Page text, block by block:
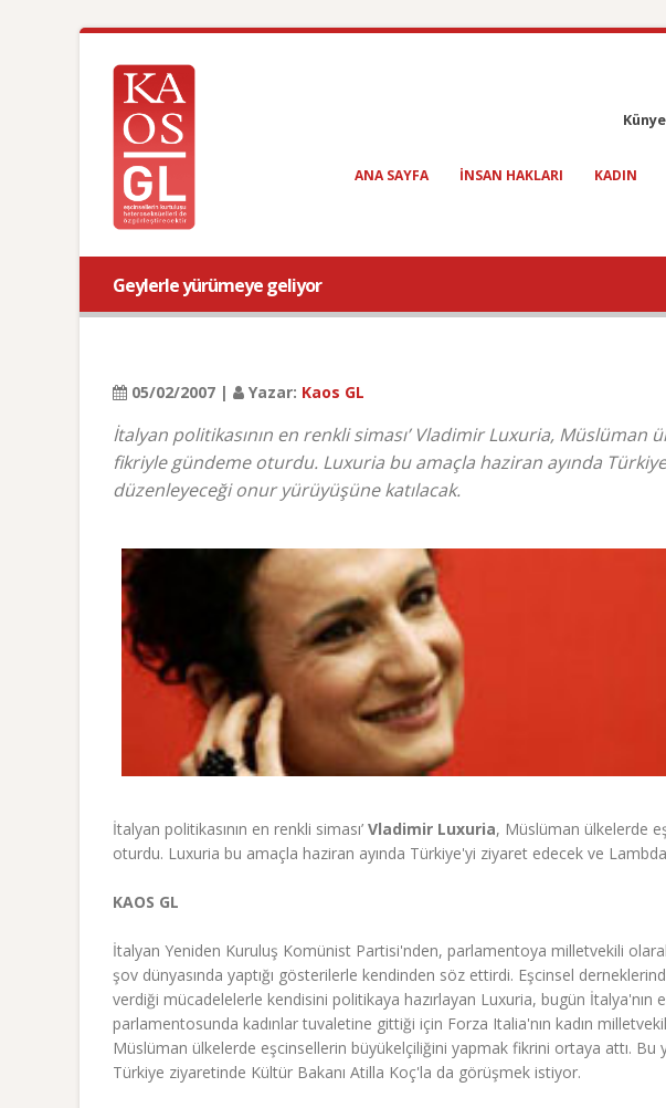
Künye
ANA SAYFA INSAN HAKLARI KADIN
Geylerle yürümeye geliyor
05/02/2007 | Yazar: Kaos GL
İtalyan politikasının en renkli siması’ Vladimir Luxuria,
fikriyle gündeme oturdu. Luxuria bu amaçla haziran ayında
düzenleyeceği onur yürüyüşüne katılacak.
İtalyan politikasının en renkli siması’ Vladimir Luxuria, Müslüman ülkelerde
oturdu. Luxuria bu amaçla haziran ayında Türkiye'yi ziyaret edecek ve
KAOS GL
İtalyan Yeniden Kuruluş Komünist Partisi'nden, parlamentoya milletvekili
şov dünyasında yaptığı gösterilerle kendinden söz ettirdi. Eşcinsel
verdiği mücadelelerle kendisini politikaya hazırlayan Luxuria, bugün İtalya'nın
parlamentosunda kadınlar tuvaletine gittiği için Forza Italia'nın kadın
Müslüman ülkelerde eşcinsellerin büyükelçiliğini yapmak fikrini ortaya attı.
Türkiye ziyaretinde Kültür Bakanı Atilla Koç'la da görüşmek istiyor.